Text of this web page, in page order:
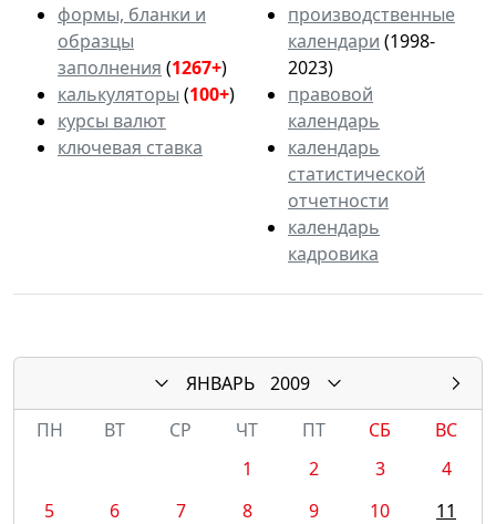
формы, бланки и
образцы
заполнения (1267+)
калькуляторы (100+)
курсы валют
ключевая ставка
производственные
календари (1998-
2023)
правовой
календарь
календарь
статистической
отчетности
календарь
кадровика
ЯНВАРЬ
2009
ПН
ВТ СР ЧТ ПТ СБ
ВС
1
2 3
4
5
6 7 8 9 10
11